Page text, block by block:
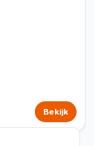
Bekijk